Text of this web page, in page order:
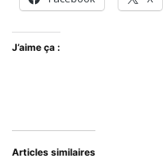
J’aime ça :
Articles similaires